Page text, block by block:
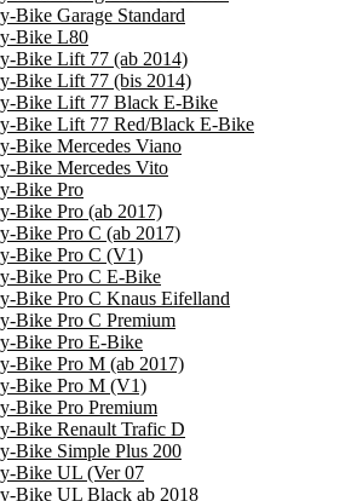
Bike Garage Standard
Bike L80
Bike Lift 77 (ab 2014)
Bike Lift 77 (bis 2014)
Bike Lift 77 Black E-Bike
Bike Lift 77 Red/Black E-Bike
Bike Mercedes Viano
Bike Mercedes Vito
Bike Pro
Bike Pro (ab 2017)
Bike Pro C (ab 2017)
Bike Pro C (V1)
Bike Pro C E-Bike
Bike Pro C Knaus Eifelland
Bike Pro C Premium
Bike Pro E-Bike
Bike Pro M (ab 2017)
Bike Pro M (V1)
Bike Pro Premium
Bike Renault Trafic D
Bike Simple Plus 200
Bike UL (Ver 07
Bike UL Black ab 2018